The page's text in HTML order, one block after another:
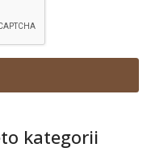
kategorii